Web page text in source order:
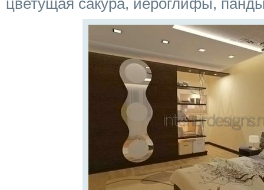
цветущая сакура, иероглифы,